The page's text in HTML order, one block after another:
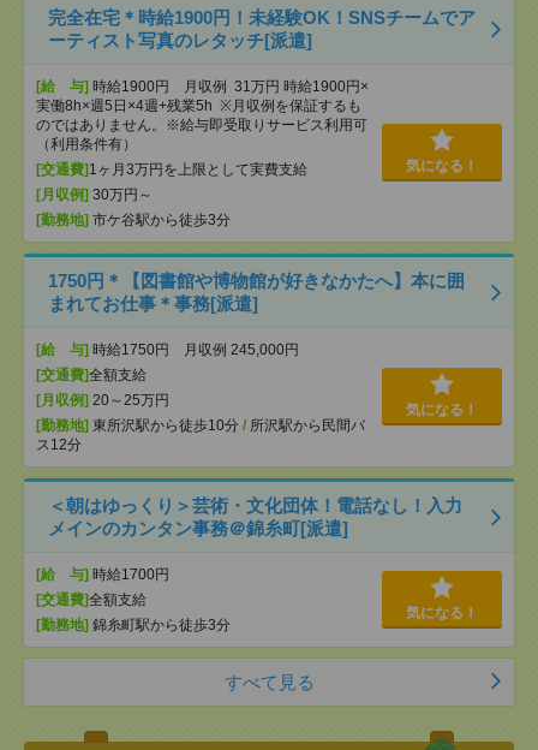
完全在宅＊時給1900円！未経験OK！SNSチームでア
ーティスト写真のレタッチ[派遣]
[給 与] 時給1900円 月収例 31万円 時給1900円×
実働8h×週5日×4週+残業5h ※月収例を保証するも
のではありません。※給与即受取りサービス利用可
（利用条件有）
[交通費] 1ヶ月3万円を上限として実費支給
[月収例] 30万円～
[勤務地] 市ケ谷駅から徒歩3分
気になる！
1750円＊【図書館や博物館が好きなかたへ】本に囲
まれてお仕事＊事務[派遣]
[給 与] 時給1750円 月収例 245,000円
[交通費]全額支給
[月収例] 20～25万円
[勤務地] 東所沢駅から徒歩10分 / 所沢駅から民間バ
ス12分
気になる！
＜朝はゆっくり＞芸術・文化団体！電話なし！入力
メインのカンタン事務＠錦糸町[派遣]
[給 与] 時給1700円
[交通費]全額支給
[勤務地] 錦糸町駅から徒歩3分
気になる！
すべて見る